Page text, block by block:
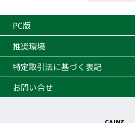
PC版
推奨環境
特定取引法に基づく表記
お問い合せ